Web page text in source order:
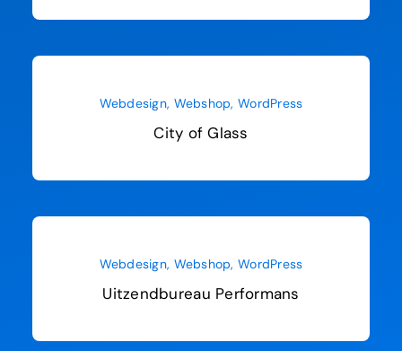
Webdesign, Webshop, WordPress
City of Glass
Webdesign, Webshop, WordPress
Uitzendbureau Performans